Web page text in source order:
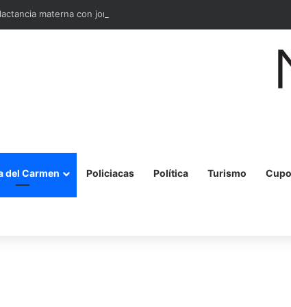
materna con jornada para madres y embarazadas
del Carmen Policiacas Política Turismo